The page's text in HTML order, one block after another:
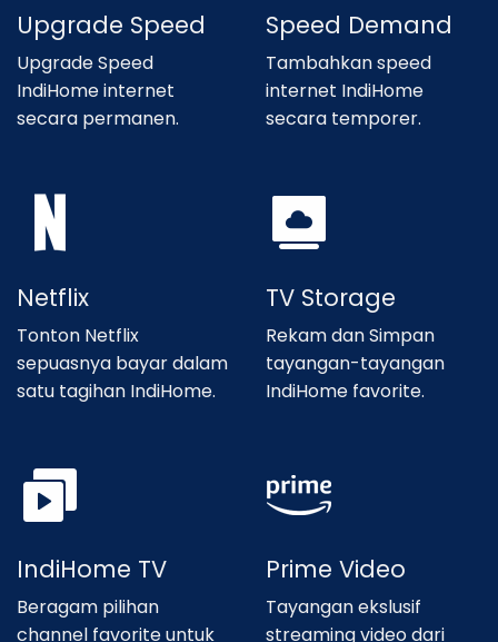
Upgrade Speed
Upgrade Speed
IndiHome internet
secara permanen.
Speed Demand
Tambahkan speed
internet IndiHome
secara temporer.
Netflix
Tonton Netflix
sepuasnya bayar dalam
satu tagihan IndiHome.
TV Storage
Rekam dan Simpan
tayangan-tayangan
IndiHome favorite.
IndiHome TV
Beragam pilihan
channel favorite untuk
Prime Video
Tayangan ekslusif
streaming video dari